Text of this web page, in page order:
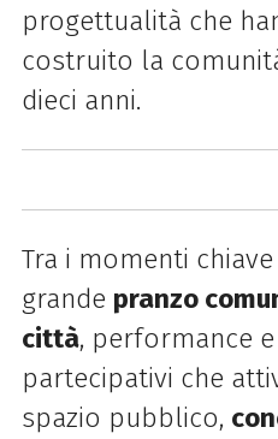
progettualità che
costruito la
dieci anni.
Tra i momenti
grande pranzo
città, performance
partecipativi che
spazio pubblico,